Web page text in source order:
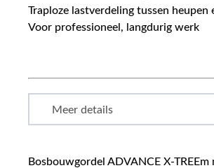
Traploze lastverdeling tussen heupen
Voor professioneel, langdurig werk
Bosbouwgordel ADVANCE X-TREEm